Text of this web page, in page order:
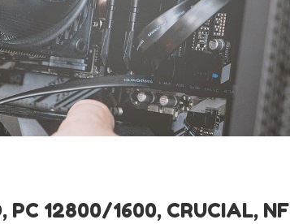
PC 12800/1600, CRUCIAL, NF